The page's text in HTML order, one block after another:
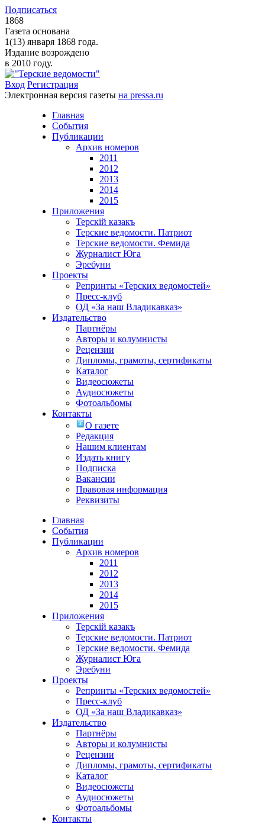
Подписаться
1868
Газета основана
1(13) января 1868 года.
Издание возрождено
в 2010 году.
Вход Регистрация
Электронная версия газеты на pressa.ru
Главная
События
Публикации
Архив номеров
2011
2012
2013
2014
2015
Приложения
Терскiй казакъ
Терские ведомости. Патриот
Терские ведомости. Фемида
Журналист Юга
Эребуни
Проекты
Репринты «Терских ведомостей»
Пресс-клуб
ОД «За наш Владикавказ»
Издательство
Партнёры
Авторы и колумнисты
Рецензии
Дипломы, грамоты, сертификаты
Каталог
Видеосюжеты
Аудиосюжеты
Фотоальбомы
Контакты
О газете
Редакция
Нашим клиентам
Издать книгу
Подписка
Вакансии
Правовая информация
Реквизиты
Главная
События
Публикации
Архив номеров
2011
2012
2013
2014
2015
Приложения
Терскiй казакъ
Терские ведомости. Патриот
Терские ведомости. Фемида
Журналист Юга
Эребуни
Проекты
Репринты «Терских ведомостей»
Пресс-клуб
ОД «За наш Владикавказ»
Издательство
Партнёры
Авторы и колумнисты
Рецензии
Дипломы, грамоты, сертификаты
Каталог
Видеосюжеты
Аудиосюжеты
Фотоальбомы
Контакты